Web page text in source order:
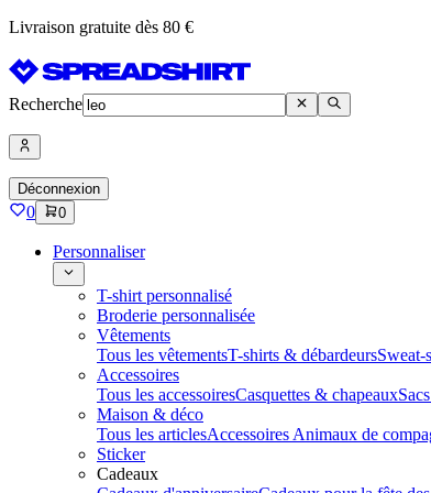
Livraison gratuite dès 80 €
Recherche
Déconnexion
0 0
Personnaliser
T-shirt personnalisé
Broderie personnalisée
Vêtements
Tous les vêtementsT-shirts & débardeursSweat-
Accessoires
Tous les accessoiresCasquettes & chapeaux
Maison & déco
Tous les articlesAccessoires Animaux de
Sticker
Cadeaux